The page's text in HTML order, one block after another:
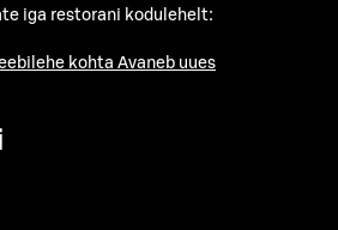
iga restorani kodulehelt:
kohta Avaneb uues